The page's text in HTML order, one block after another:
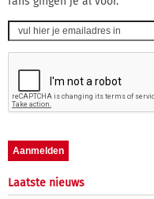
Laatste nieuws